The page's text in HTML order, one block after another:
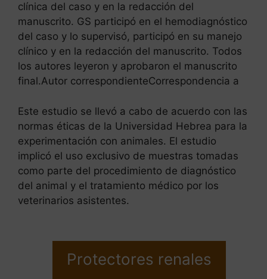
clínica del caso y en la redacción del
manuscrito. GS participó en el hemodiagnóstico
del caso y lo supervisó, participó en su manejo
clínico y en la redacción del manuscrito. Todos
los autores leyeron y aprobaron el manuscrito
final.Autor correspondienteCorrespondencia a
Este estudio se llevó a cabo de acuerdo con las
normas éticas de la Universidad Hebrea para la
experimentación con animales. El estudio
implicó el uso exclusivo de muestras tomadas
como parte del procedimiento de diagnóstico
del animal y el tratamiento médico por los
veterinarios asistentes.
Protectores renales